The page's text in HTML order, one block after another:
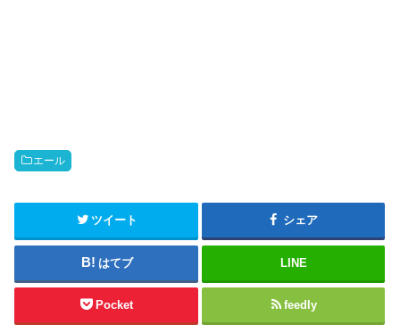
エール
ツイート シェア
はてブ LINE
Pocket feedly